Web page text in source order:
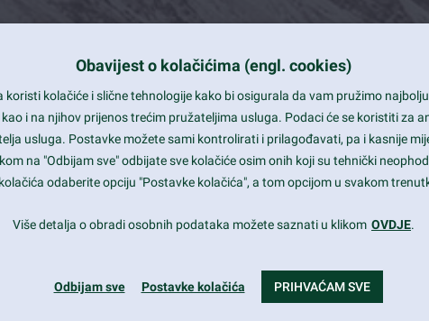
and beautiful design
Eelements
ready
Obavijest o kolačićima (engl. cookies)
koristi kolačiće i slične tehnologije kako bi osigurala da vam pružimo
i na njihov prijenos trećim pružateljima usluga. Podaci će se koristiti za
usluga. Postavke možete sami kontrolirati i prilagođavati, pa i kasnije
na "Odbijam sve" odbijate sve kolačiće osim onih koji su tehnički
odaberite opciju "Postavke kolačića", a tom opcijom u svakom
Više detalja o obradi osobnih podataka možete saznati u klikom OVDJE.
Odbijam sve Postavke kolačića PRIHVAĆAM SVE